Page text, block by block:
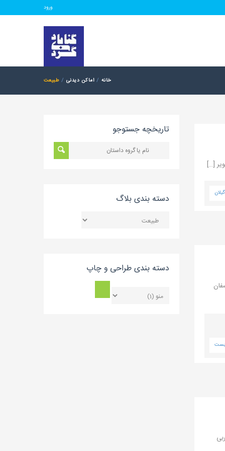
ورود
خانه اماکن دیدنی طبیعت
[…]
گیلان
شمال غربی
تاریخچه جستوجو
دسته بندی بلاگ
دسته بندی طراحی و چاپ